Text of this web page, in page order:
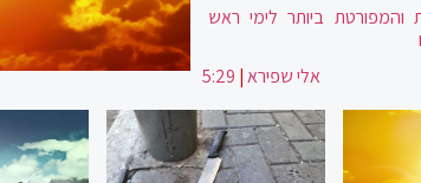
והמפורטת ביותר לימי ראש
אלי שפירא|
5:29